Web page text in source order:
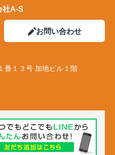
社A-S
お問い合わせ
番１３号 加地ビル１階